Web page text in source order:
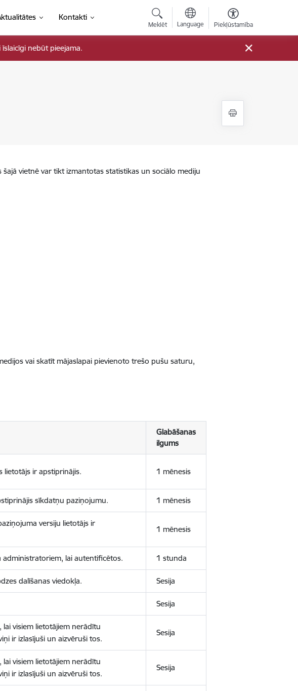
Kontakti
Meklēt Language Piekļūstamība
nebūt pieejama.
vietnē var tikt izmantotas statistikas un sociālo mediju
vai skatīt mājaslapai pievienoto trešo pušu saturu,
Glabāšanas
ilgums
lietotājs ir apstiprinājis. 1 mēnesis
sīkdatņu paziņojumu. 1 mēnesis
versiju lietotājs ir
1 mēnesis
administratoriem, lai autentificētos. 1 stunda
dalīšanas viedokļa. Sesija
Sesija
lai visiem lietotājiem nerādītu
ir izlasījuši un aizvēruši tos.
Sesija
lai visiem lietotājiem nerādītu
ir izlasījuši un aizvēruši tos.
Sesija